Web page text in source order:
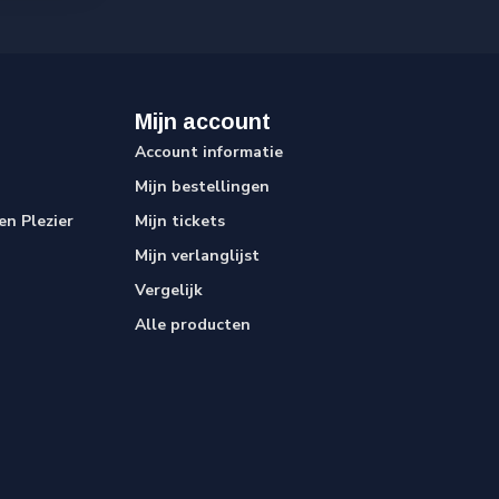
Plezier
Mijn account
Account informatie
Mijn bestellingen
Mijn tickets
Mijn verlanglijst
Vergelijk
Alle producten